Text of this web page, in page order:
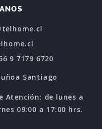
9 7179 6720
Santiago
Atención: de lunes a
09:00 a 17:00 hrs.